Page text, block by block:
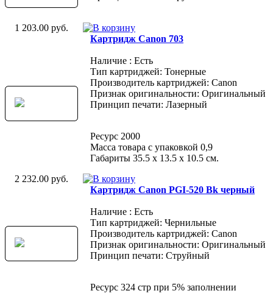
1 203.00 руб.
Картридж Canon 703
Наличие : Есть
Тип картриджей: Тонерные
Производитель картриджей: Canon
Признак оригинальности: Оригинальный
Принцип печати: Лазерный
Ресурс 2000
Масса товара с упаковкой 0,9
Габариты 35.5 х 13.5 х 10.5 см.
2 232.00 руб.
Картридж Canon PGI-520 Bk черный
Наличие : Есть
Тип картриджей: Чернильные
Производитель картриджей: Canon
Признак оригинальности: Оригинальный
Принцип печати: Струйный
Ресурс 324 стр при 5% заполнении